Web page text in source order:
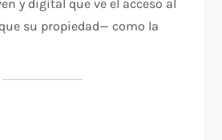
y digital que ve el acceso al
su propiedad— como la